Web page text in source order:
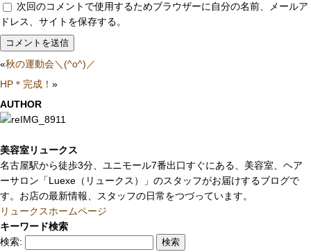
次回のコメントで使用するためブラウザーに自分の名前、メールア
ドレス、サイトを保存する。
«秋の運動会＼(^o^)／
HP＊完成！ »
AUTHOR
美容室リュークス
名古屋駅から徒歩3分、ユニモール7番出口すぐにある、美容室、ヘア
ーサロン「Luexe（リュークス）」のスタッフがお届けするブログで
す。お店の最新情報、スタッフの日常をつづっています。
リュークスホームページ
キーワード検索
検索: